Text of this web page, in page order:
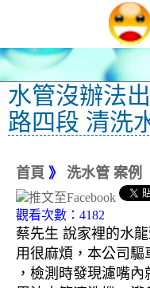
水管沒辦法
路四段 清洗
首頁 》 洗水管 案例
觀看次數：4182
蔡先生 說家裡的水
用很麻煩，本公司
，檢測時發現濾嘴